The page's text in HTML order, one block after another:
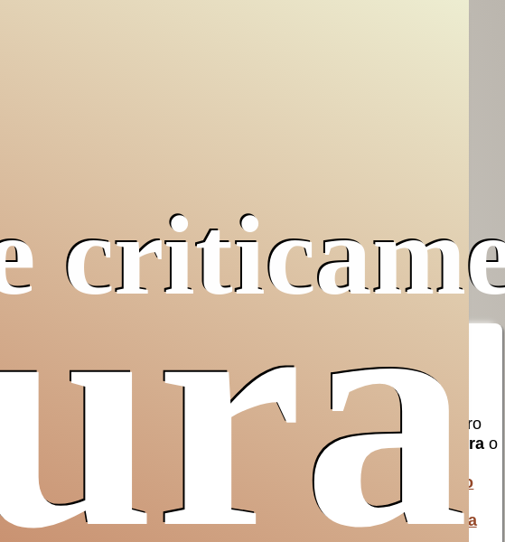
compra birrao
monastero
della
Cascinazza
aiuta AVSI
aiuta chi
è in difficoltà
in tutto il
Opera San
cristiani e non
di Terra Santa